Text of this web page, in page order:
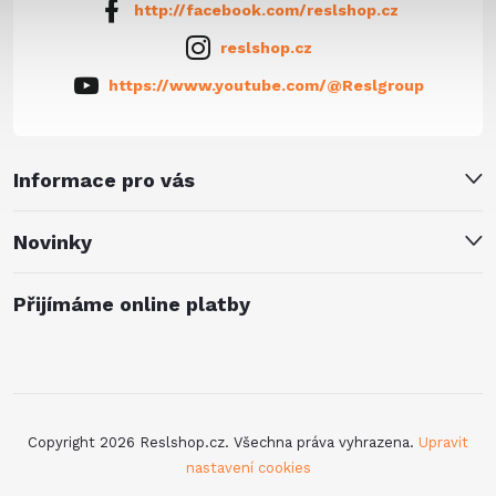
Informace pro vás
Novinky
http://facebook.com/reslshop.cz
reslshop.cz
https://www.youtube.com/@Reslgroup
Přijímáme online platby
Copyright 2026 Reslshop.cz. Všechna práva vyhrazena. Upravit
nastavení cookies